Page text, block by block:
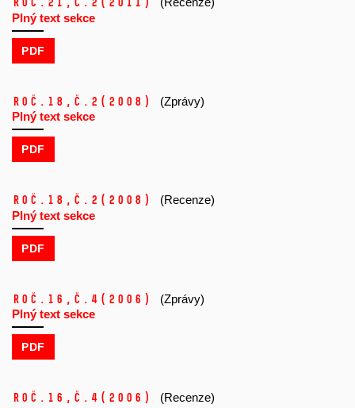
Plný text sekce
PDF
Roč.18, č.2 (2008)
(Zprávy)
Plný text sekce
PDF
Roč.18, č.2 (2008)
(Recenze)
Plný text sekce
PDF
Roč.16, č.4 (2006)
(Zprávy)
Plný text sekce
PDF
Roč.16, č.4 (2006)
(Recenze)